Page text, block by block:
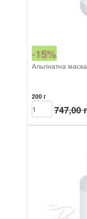
-15%
Альгінатна
200 г
747,00
Beautyhall
ALGO
peel